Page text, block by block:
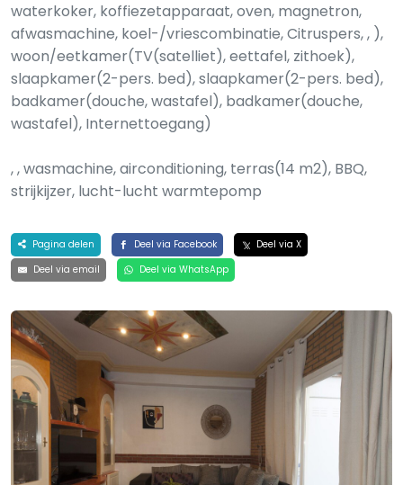
waterkoker, koffiezetapparaat, oven, magnetron,
afwasmachine, koel-/vriescombinatie, Citruspers, , ),
woon/eetkamer(TV(satelliet), eettafel, zithoek),
slaapkamer(2-pers. bed), slaapkamer(2-pers. bed),
badkamer(douche, wastafel), badkamer(douche,
wastafel), Internettoegang)
, , wasmachine, airconditioning, terras(14 m2), BBQ,
strijkijzer, lucht-lucht warmtepomp
Pagina delen Deel via Facebook
Deel via X
Deel via email
Deel via WhatsApp